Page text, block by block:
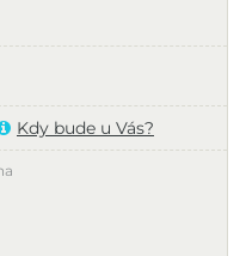
Kdy bude u Vás?